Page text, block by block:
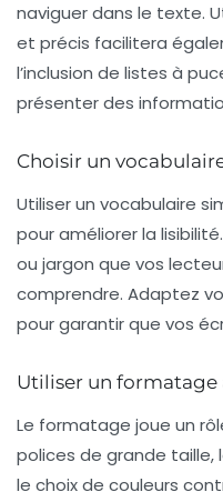
naviguer dans le texte.
et précis facilitera
l’inclusion de listes à
présenter des
Choisir un
Utiliser un vocabulaire
pour améliorer la
ou jargon que vos
comprendre. Adaptez
pour garantir que vos
Utiliser un formatage
Le formatage joue un
polices de grande
le choix de couleurs